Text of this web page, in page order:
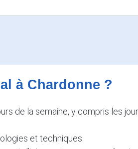
à Chardonne ?
de la semaine, y compris les
et techniques.